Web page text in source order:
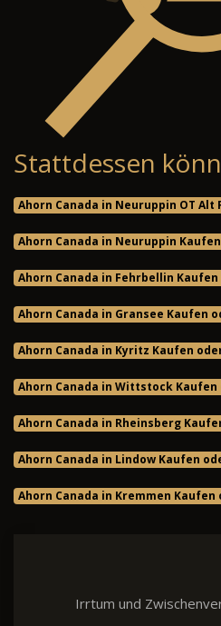
Stattdessen
Ahorn Canada in Neuruppin OT
Ahorn Canada in Neuruppin
Ahorn Canada in Fehrbellin
Ahorn Canada in Gransee Kaufen
Ahorn Canada in Kyritz Kaufen
Ahorn Canada in Wittstock Kaufen
Ahorn Canada in Rheinsberg
Ahorn Canada in Lindow Kaufen
Ahorn Canada in Kremmen Kaufen
Irrtum und